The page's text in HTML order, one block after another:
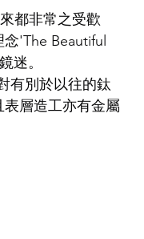
THOM BROWNE
999.9 LEOWL IN EYE
都非常之受歡
'The Beautiful
迷。
有別於以往的鈦
層造工亦有金屬